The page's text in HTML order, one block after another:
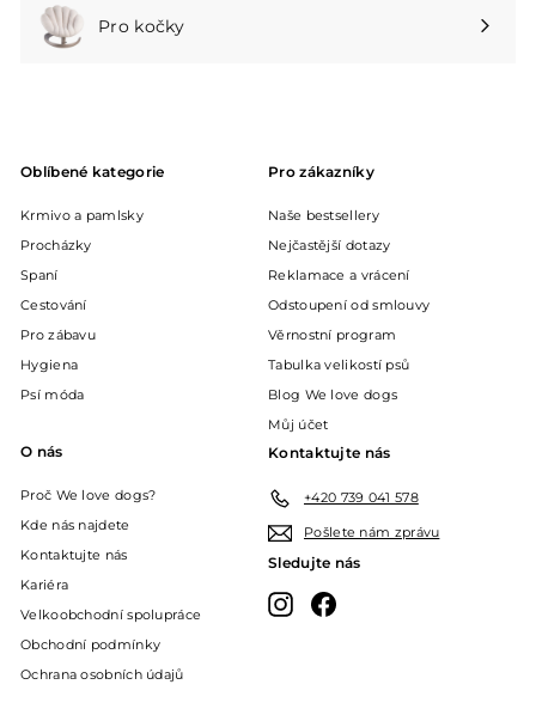
podnabídku
Pro kočky
Rozbalte
Oblíbené kategorie
Krmivo a pamlsky
Procházky
Spaní
Cestování
Pro zábavu
Hygiena
Psí móda
Pro zákazníky
Naše bestsellery
Nejčastější dotazy
Reklamace a vrácení
Odstoupení od smlouvy
Věrnostní program
Tabulka velikostí psů
Blog We love dogs
Můj účet
O nás
Proč We love dogs?
Kde nás najdete
Kontaktujte nás
Kariéra
Velkoobchodní spolupráce
Obchodní podmínky
Ochrana osobních údajů
Kontaktujte nás
+420 739 041 578
Pošlete nám zprávu
Sledujte nás
InstagramFacebook